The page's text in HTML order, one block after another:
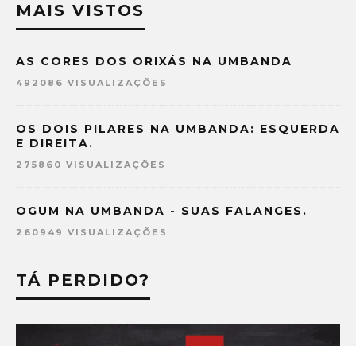
MAIS VISTOS
AS CORES DOS ORIXÁS NA UMBANDA
492086 VISUALIZAÇÕES
OS DOIS PILARES NA UMBANDA: ESQUERDA
E DIREITA.
275860 VISUALIZAÇÕES
OGUM NA UMBANDA - SUAS FALANGES.
260949 VISUALIZAÇÕES
TÁ PERDIDO?